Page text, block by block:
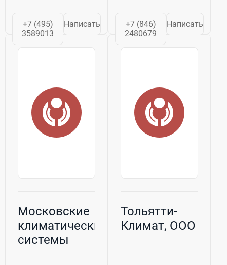
+7 (495)
3589013
Написать
+7 (846)
2480679
Написать
Московские
климатические
системы
Тольятти-
Климат, ООО